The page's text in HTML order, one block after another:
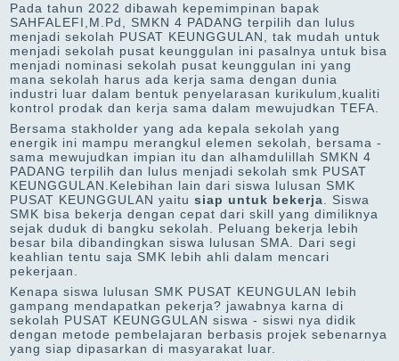
Pada tahun 2022 dibawah kepemimpinan bapak
SAHFALEFI,M.Pd, SMKN 4 PADANG terpilih dan lulus
menjadi sekolah PUSAT KEUNGGULAN, tak mudah untuk
menjadi sekolah pusat keunggulan ini pasalnya untuk bisa
menjadi nominasi sekolah pusat keunggulan ini yang
mana sekolah harus ada kerja sama dengan dunia
industri luar dalam bentuk penyelarasan kurikulum,kualiti
kontrol prodak dan kerja sama dalam mewujudkan TEFA.
Bersama stakholder yang ada kepala sekolah yang
energik ini mampu merangkul elemen sekolah, bersama -
sama mewujudkan impian itu dan alhamdulillah SMKN 4
PADANG terpilih dan lulus menjadi sekolah smk PUSAT
KEUNGGULAN.Kelebihan lain dari siswa lulusan SMK
PUSAT KEUNGGULAN yaitu siap untuk bekerja . Siswa
SMK bisa bekerja dengan cepat dari skill yang dimiliknya
sejak duduk di bangku sekolah. Peluang bekerja lebih
besar bila dibandingkan siswa lulusan SMA. Dari segi
keahlian tentu saja SMK lebih ahli dalam mencari
pekerjaan.
Kenapa siswa lulusan SMK PUSAT KEUNGULAN lebih
gampang mendapatkan pekerja? jawabnya karna di
sekolah PUSAT KEUNGGULAN siswa - siswi nya didik
dengan metode pembelajaran berbasis projek sebenarnya
yang siap dipasarkan di masyarakat luar.